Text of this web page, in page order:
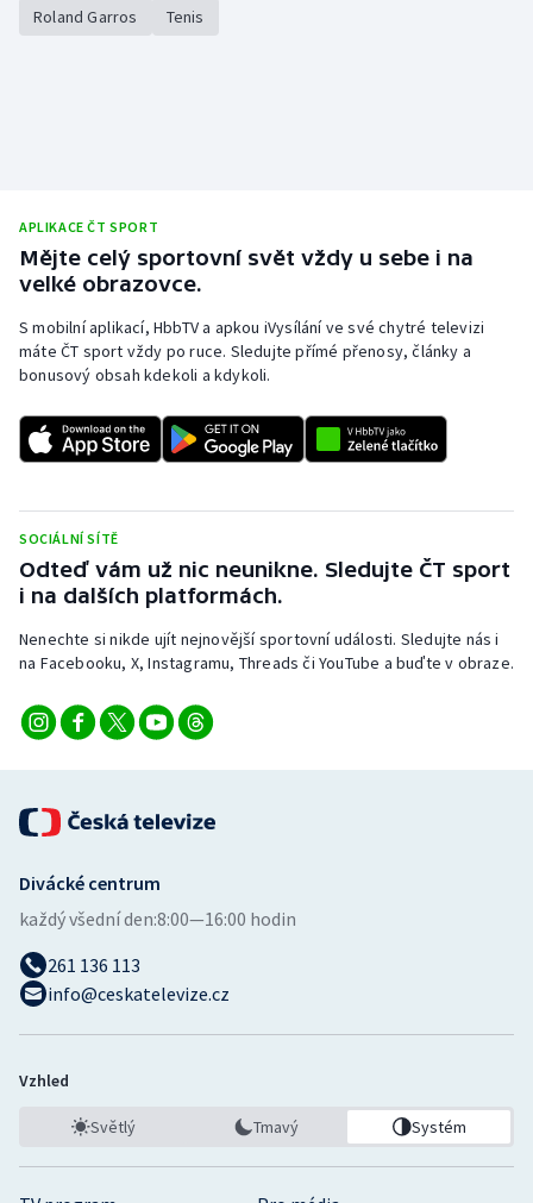
Roland Garros Tenis
APLIKACE ČT SPORT
Mějte celý sportovní svět vždy u sebe i na
velké obrazovce.
S mobilní aplikací, HbbTV a apkou iVysílání ve své chytré televizi
máte ČT sport vždy po ruce. Sledujte přímé přenosy, články a
bonusový obsah kdekoli a kdykoli.
SOCIÁLNÍ SÍTĚ
Odteď vám už nic neunikne. Sledujte ČT sport
i na dalších platformách.
Nenechte si nikde ujít nejnovější sportovní události. Sledujte nás i
na Facebooku, X, Instagramu, Threads či YouTube a buďte v obraze.
Divácké centrum
každý všední den:8:00—16:00 hodin
261 136 113
info@ceskatelevize.cz
Vzhled
Světlý Tmavý Systém